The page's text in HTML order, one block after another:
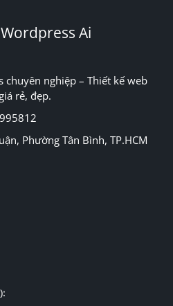
Ai
chuyên nghiệp – Thiết kế web
rẻ, đẹp.
Phường Tân Bình, TP.HCM